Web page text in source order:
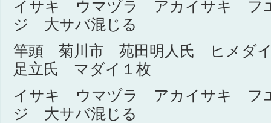
イサキ ウマヅラ アカイサキ フ
ジ 大サバ混じる
竿頭 菊川市 苑田明人氏 ヒメ
足立氏 マダイ１枚
イサキ ウマヅラ アカイサキ フ
ジ 大サバ混じる